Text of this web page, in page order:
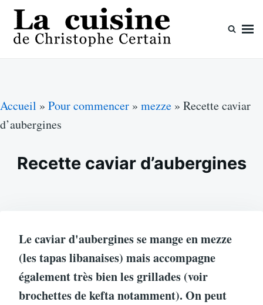
Skip
content
Search
for:
Accueil » Pour commencer » mezze » Recette caviar
d’aubergines
Recette caviar d’aubergines
Le caviar d'aubergines se mange en mezze
(les tapas libanaises) mais accompagne
également très bien les grillades (voir
brochettes de kefta notamment). On peut